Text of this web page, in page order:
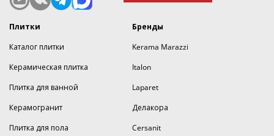
Плитки
Каталог плитки
Керамическая плитка
Плитка для ванной
Керамогранит
Плитка для пола
Бренды
Kerama Marazzi
Italon
Laparet
Делакора
Cersanit